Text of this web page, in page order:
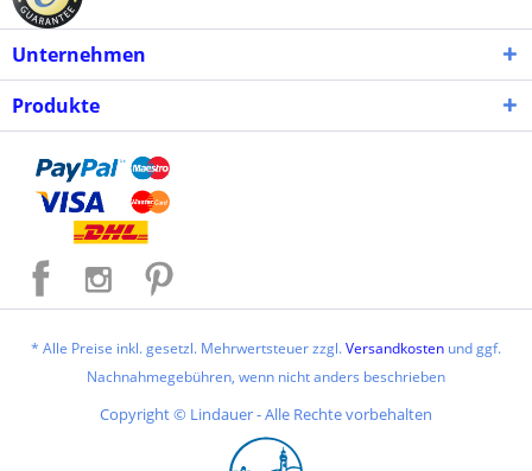
Unternehmen
Produkte
* Alle Preise inkl. gesetzl. Mehrwertsteuer zzgl.Versandkosten und ggf.
Nachnahmegebühren, wenn nicht anders beschrieben
Copyright © Lindauer - Alle Rechte vorbehalten